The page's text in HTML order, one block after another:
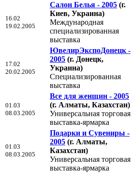
16.02
19.02.2005
Салон Белья - 2005 (г.
Киев, Украина)
Международная
специализированная
выставка
17.02
20.02.2005
ЮвелирЭкспоДонецк -
2005 (г. Донецк,
Украина)
Cпециализированная
выставка
01.03
08.03.2005
Все для женщин - 2005
(г. Алматы, Казахстан)
Универсальная торговая
выставка-ярмарка
01.03
08.03.2005
Подарки и Сувениры -
2005 (г. Алматы,
Казахстан)
Универсальная торговая
выставка-ярмарка